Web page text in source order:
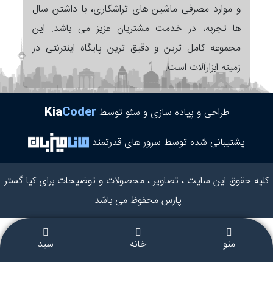
و موارد مصرفی ماشین های تراشکاری، با داشتن سال
ها تجربه، در خدمت مشتریان عزیز می باشد. این
مجموعه کامل ترین و دقیق ترین پایگاه اینترنتی در
زمینه ابزارآلات است.
طراحی و پیاده سازی و سئو توسط KiaCoder
پشتیبانی شده توسط سرور های قدرتمند
کلیه حقوق این سایت ، تصاویر ، محصولات و توضیحات برای کیا گستر
پارس محفوظ می باشد.
منو خانه سبد